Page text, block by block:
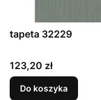
tapeta 32229
Cena
123,20 zł
Do koszyka